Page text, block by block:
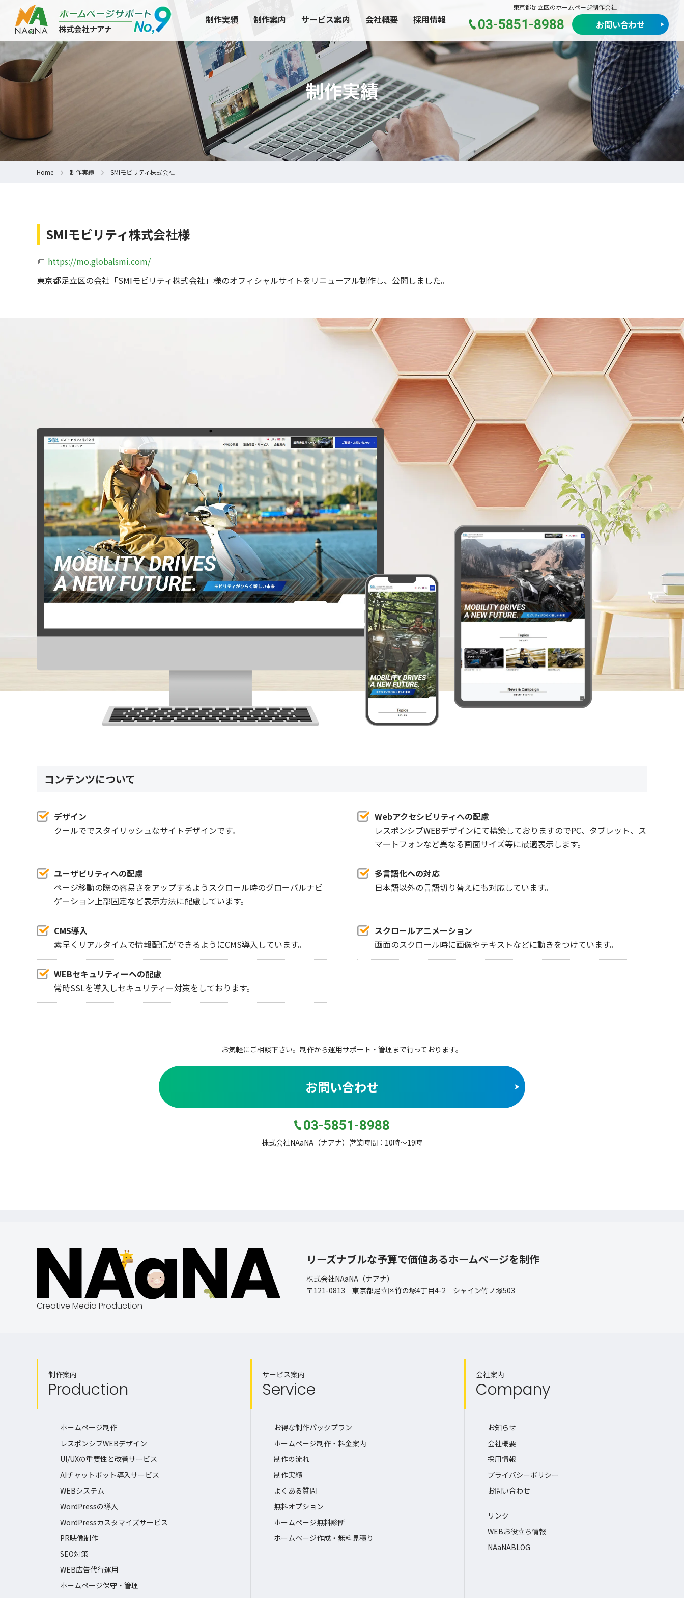
制作実績 制作案内 サービス案内 会社概要 採用情報
東京都足立区のホームページ制作会社
03-5851-8988 お問い合わせ
制作実績
Home 制作実績 SMIモビリティ株式会社
SMIモビリティ株式会社様
https://mo.globalsmi.com/
東京都足立区の会社「SMIモビリティ株式会社」様のオフィシャルサイトをリニューアル制作し、公開しました。
コンテンツについて
デザイン
クールででスタイリッシュなサイトデザインです。
Webアクセシビリティへの配慮
レスポンシブWEBデザインにて構築しておりますのでPC、タブレット、ス
マートフォンなど異なる画面サイズ等に最適表示します。
ユーザビリティへの配慮
ページ移動の際の容易さをアップするようスクロール時のグローバルナビ
ゲーション上部固定など表示方法に配慮しています。
多言語化への対応
日本語以外の言語切り替えにも対応しています。
CMS導入
素早くリアルタイムで情報配信ができるようにCMS導入しています。
スクロールアニメーション
画面のスクロール時に画像やテキストなどに動きをつけています。
WEBセキュリティーへの配慮
常時SSLを導入しセキュリティー対策をしております。
お気軽にご相談下さい。 制作から運用サポート・管理まで行っております。
お問い合わせ
03-5851-8988
株式会社NAaNA（ナアナ）営業時間：10時〜19時
Creative Media Production
リーズナブルな予算で価値あるホームページを制作
株式会社NAaNA（ナアナ）
〒121-0813 東京都足立区竹の塚4丁目4-2 シャイン竹ノ塚503
制作案内
Production
ホームページ制作
レスポンシブWEBデザイン
UI/UXの重要性と改善サービス
AIチャットボット導入サービス
WEBシステム
WordPressの導入
WordPressカスタマイズサービス
PR映像制作
SEO対策
WEB広告代行運用
ホームページ保守・管理
サービス案内
Service
お得な制作パックプラン
ホームページ制作・料金案内
制作の流れ
制作実績
よくある質問
無料オプション
ホームページ無料診断
ホームページ作成・無料見積り
会社案内
Company
お知らせ
会社概要
採用情報
プライバシーポリシー
お問い合わせ
リンク
WEBお役立ち情報
NAaNABLOG